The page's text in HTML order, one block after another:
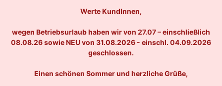
Werte KundInnen,
wegen Betriebsurlaub haben wir von 27.07 – einschließlich
08.08.26 sowie NEU von 31.08.2026 - einschl. 04.09.2026
geschlossen.
Einen schönen Sommer und herzliche Grüße,